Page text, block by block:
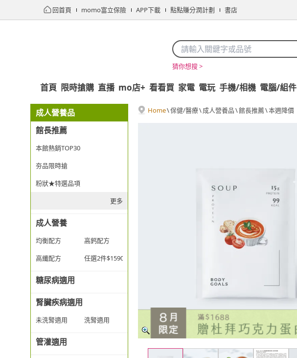
回首頁 momo富立保險 APP下載 點點賺分潤計劃 書店
猜你想搜 >
首頁 限時搶購 直播 mo店+ 看看買 家電 電玩 手機/相機 電腦/組件
成人營養品
館長推薦
本館熱銷TOP30
夯品限時搶
粉狀★特選品項
更多
成人營養
均衡配方
高鈣配方
高纖配方
任選2件$1590
糖尿病適用
腎臟疾病適用
未洗腎適用 洗腎適用
管灌適用
Home\保健/醫療\成人營養品\館長推薦\本週降價